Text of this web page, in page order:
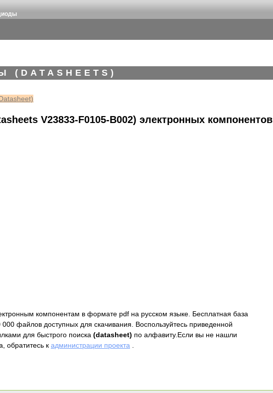
V23833-F0105-B002) электронных компонентов
компонентам в формате pdf на русском языке. Бесплатная база
файлов доступных для скачивания. Воспользуйтесь приведенной
для быстрого поиска (datasheet) по алфавиту.Если вы не нашли
обратитесь к администрации проекта .